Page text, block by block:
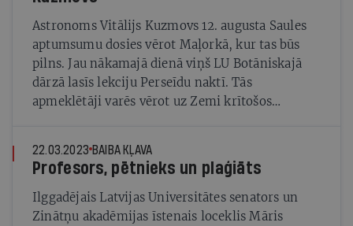
Astronoms Vitālijs Kuzmovs 12. augusta Saules
aptumsumu dosies vērot Maļorkā, kur tas būs
pilns. Jau nākamajā dienā viņš LU Botāniskajā
dārzā lasīs lekciju Perseīdu naktī. Tās
apmeklētāji varēs vērot uz Zemi krītošos
22.03.2023 BAIBA KĻAVA
Profesors, pētnieks un plaģiāts
Ilggadējais Latvijas Universitātes senators un
Zinātņu akadēmijas īstenais loceklis Māris